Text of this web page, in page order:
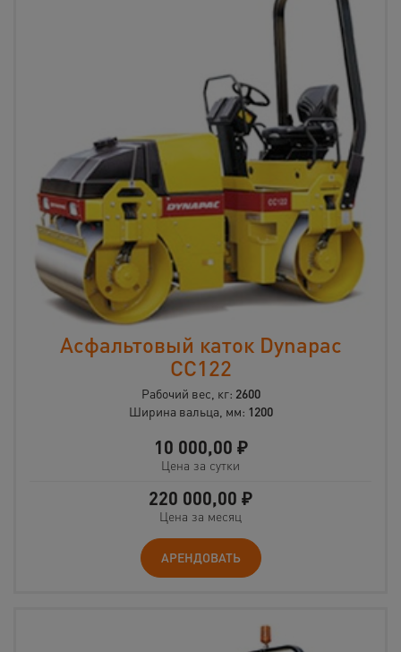
Асфальтовый каток Dynapac
CС122
Рабочий вес, кг: 2600
Ширина вальца, мм: 1200
10 000,00 ₽
Цена за сутки
220 000,00 ₽
Цена за месяц
АРЕНДОВАТЬ